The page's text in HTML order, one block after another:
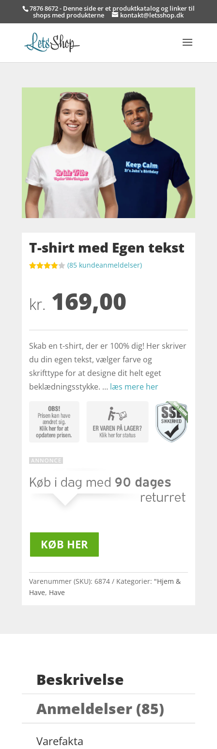
7876 8672 - Denne side er et produktkatalog og linker til
shops med produkterne kontakt@letsshop.dk
T-shirt med Egen tekst
på
kundebed
(85 kundeanmeldelser)
kr. 169,00
Skab en t-shirt, der er 100% dig! Her skriver
du din egen tekst, vælger farve og
skrifttype for at designe dit helt eget
beklædningsstykke. … læs mere her
KØB HER
Varenummer (SKU): 6874 Kategorier: "Hjem &
Have, Have
Beskrivelse
Anmeldelser (85)
Varefakta